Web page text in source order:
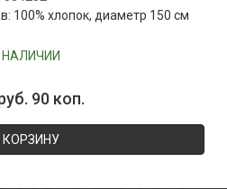
100% хлопок, диаметр 150 см
НАЛИЧИИ
90 коп.
КОРЗИНУ